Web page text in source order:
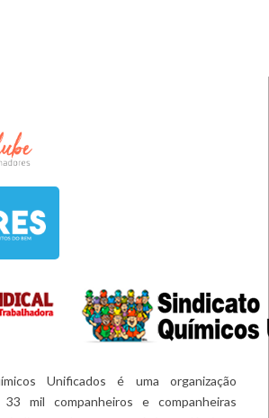
Unificados é uma organização
mil companheiros e companheiras